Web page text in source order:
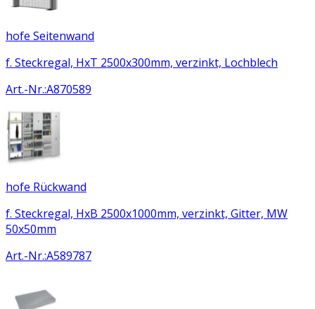
hofe Seitenwand
f. Steckregal, HxT 2500x300mm, verzinkt, Lochblech
Art.-Nr.:A870589
hofe Rückwand
f. Steckregal, HxB 2500x1000mm, verzinkt, Gitter, MW
50x50mm
Art.-Nr.:A589787